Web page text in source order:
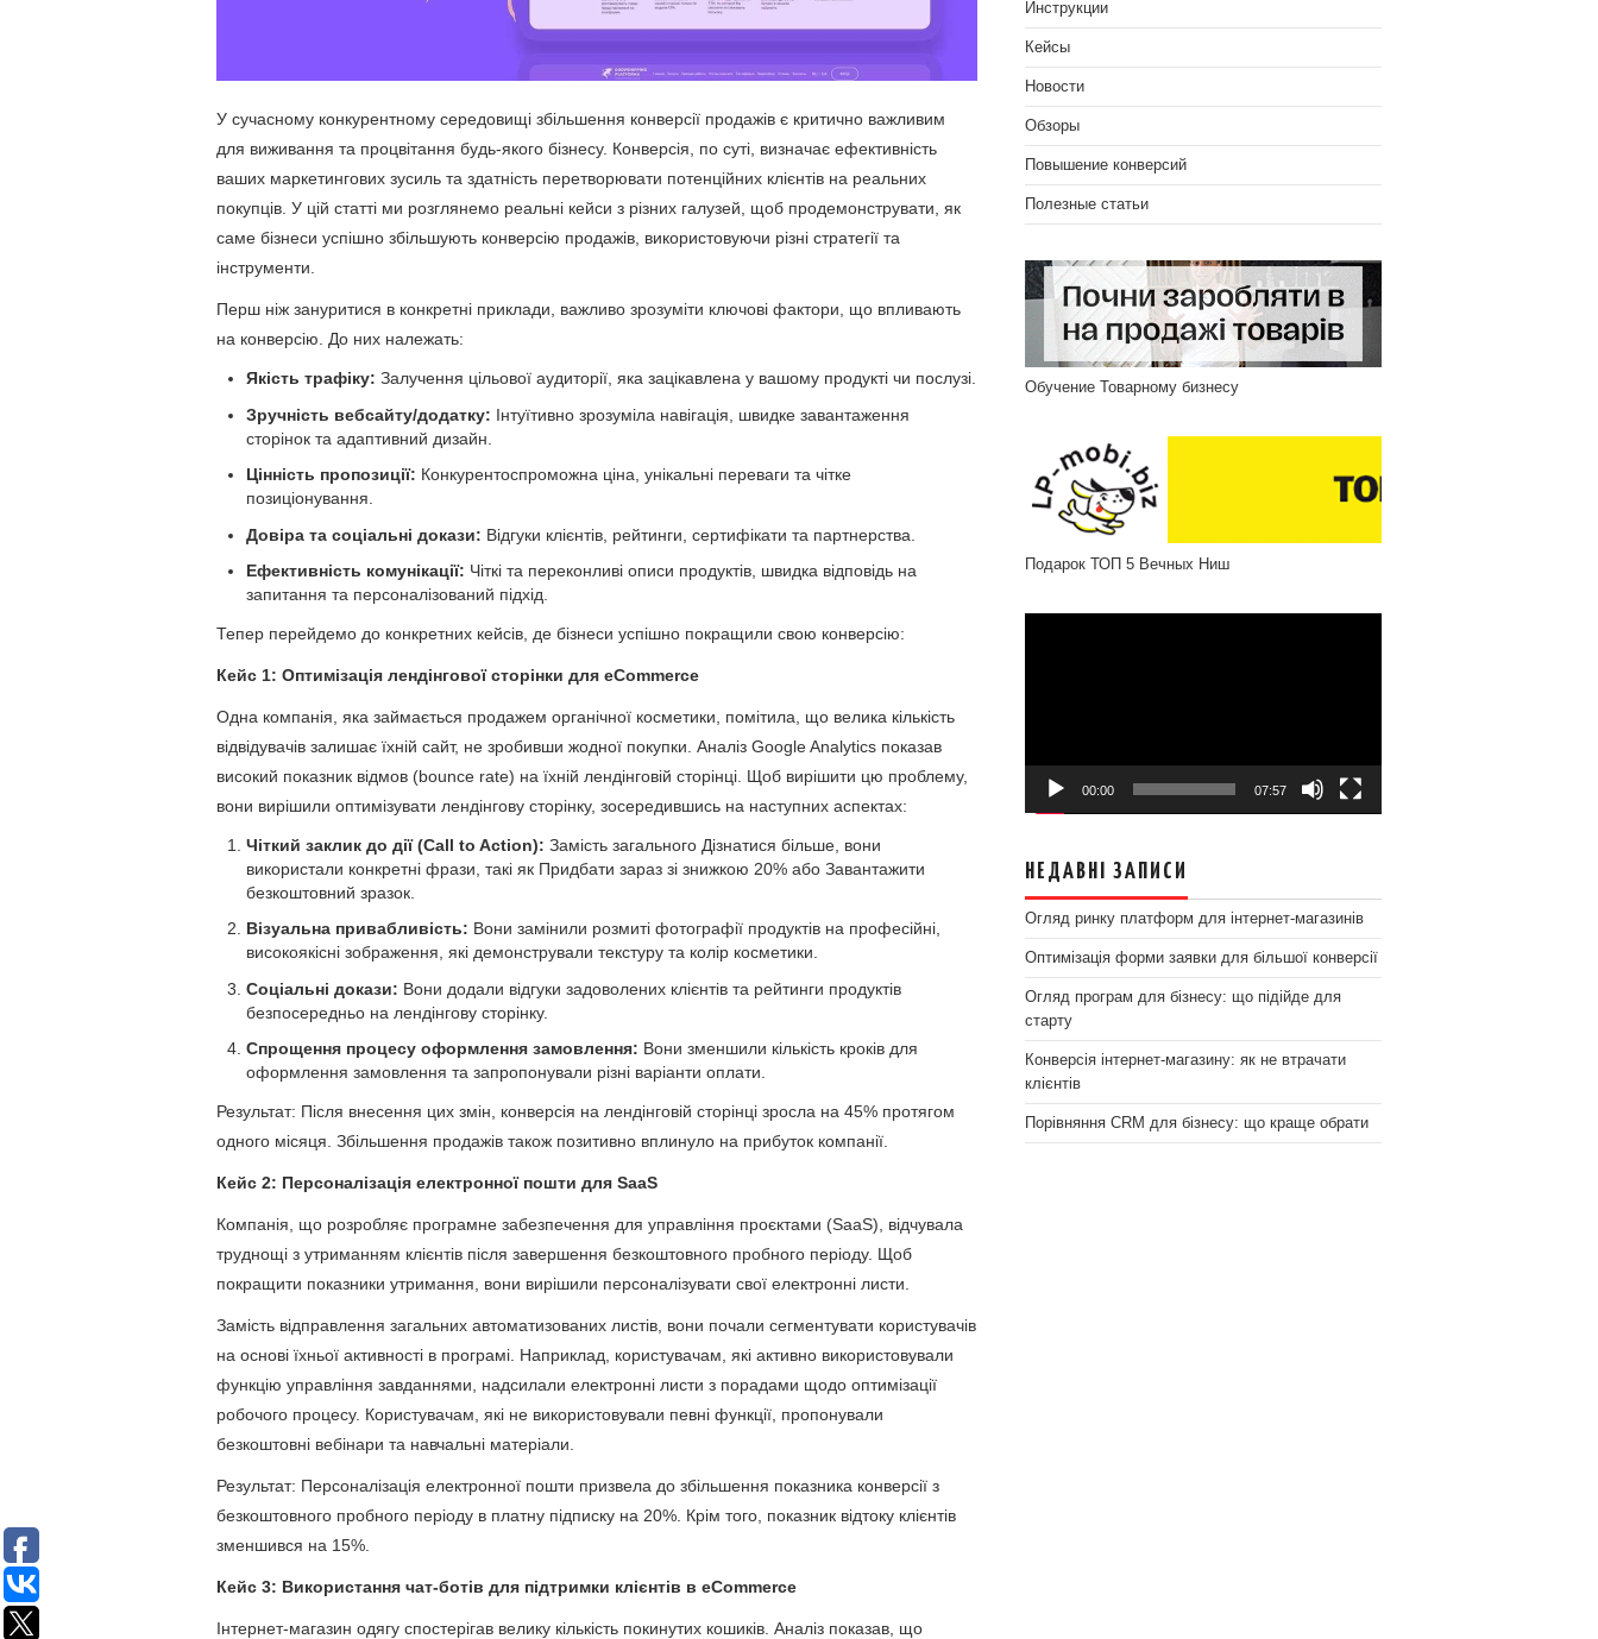
У сучасному конкурентному середовищі збільшення конверсії продажів є критично важливим
для виживання та процвітання будь-якого бізнесу. Конверсія, по суті, визначає ефективність
ваших маркетингових зусиль та здатність перетворювати потенційних клієнтів на реальних
покупців. У цій статті ми розглянемо реальні кейси з різних галузей, щоб продемонструвати, як
саме бізнеси успішно збільшують конверсію продажів, використовуючи різні стратегії та
інструменти.
Перш ніж зануритися в конкретні приклади, важливо зрозуміти ключові фактори, що впливають
на конверсію. До них належать:
Якість трафіку: Залучення цільової аудиторії, яка зацікавлена у вашому продукті чи послузі.
Зручність вебсайту/додатку: Інтуїтивно зрозуміла навігація, швидке завантаження
сторінок та адаптивний дизайн.
Цінність пропозиції: Конкурентоспроможна ціна, унікальні переваги та чітке
позиціонування.
Довіра та соціальні докази: Відгуки клієнтів, рейтинги, сертифікати та партнерства.
Ефективність комунікації: Чіткі та переконливі описи продуктів, швидка відповідь на
запитання та персоналізований підхід.
Тепер перейдемо до конкретних кейсів, де бізнеси успішно покращили свою конверсію:
Кейс 1: Оптимізація лендінгової сторінки для eCommerce
Одна компанія, яка займається продажем органічної косметики, помітила, що велика кількість
відвідувачів залишає їхній сайт, не зробивши жодної покупки. Аналіз Google Analytics показав
високий показник відмов (bounce rate) на їхній лендінговій сторінці. Щоб вирішити цю проблему,
вони вирішили оптимізувати лендінгову сторінку, зосередившись на наступних аспектах:
Чіткий заклик до дії (Call to Action): Замість загального Дізнатися більше, вони
використали конкретні фрази, такі як Придбати зараз зі знижкою 20% або Завантажити
безкоштовний зразок.
Візуальна привабливість: Вони замінили розмиті фотографії продуктів на професійні,
високоякісні зображення, які демонстрували текстуру та колір косметики.
Соціальні докази: Вони додали відгуки задоволених клієнтів та рейтинги продуктів
безпосередньо на лендінгову сторінку.
Спрощення процесу оформлення замовлення: Вони зменшили кількість кроків для
оформлення замовлення та запропонували різні варіанти оплати.
Результат: Після внесення цих змін, конверсія на лендінговій сторінці зросла на 45% протягом
одного місяця. Збільшення продажів також позитивно вплинуло на прибуток компанії.
Кейс 2: Персоналізація електронної пошти для SaaS
Компанія, що розробляє програмне забезпечення для управління проєктами (SaaS), відчувала
труднощі з утриманням клієнтів після завершення безкоштовного пробного періоду. Щоб
покращити показники утримання, вони вирішили персоналізувати свої електронні листи.
Замість відправлення загальних автоматизованих листів, вони почали сегментувати користувачів
на основі їхньої активності в програмі. Наприклад, користувачам, які активно використовували
функцію управління завданнями, надсилали електронні листи з порадами щодо оптимізації
робочого процесу. Користувачам, які не використовували певні функції, пропонували
безкоштовні вебінари та навчальні матеріали.
Результат: Персоналізація електронної пошти призвела до збільшення показника конверсії з
безкоштовного пробного періоду в платну підписку на 20%. Крім того, показник відтоку клієнтів
зменшився на 15%.
Кейс 3: Використання чат-ботів для підтримки клієнтів в eCommerce
Інтернет-магазин одягу спостерігав велику кількість покинутих кошиків. Аналіз показав, що
Инструкции
Кейсы
Новости
Обзоры
Повышение конверсий
Полезные статьи
Обучение Товарному бизнесу
Подарок ТОП 5 Вечных Ниш
00:00 07:57
НЕДАВНІ ЗАПИСИ
Огляд ринку платформ для інтернет-магазинів
Оптимізація форми заявки для більшої конверсії
Огляд програм для бізнесу: що підійде для
старту
Конверсія інтернет-магазину: як не втрачати
клієнтів
Порівняння CRM для бізнесу: що краще обрати